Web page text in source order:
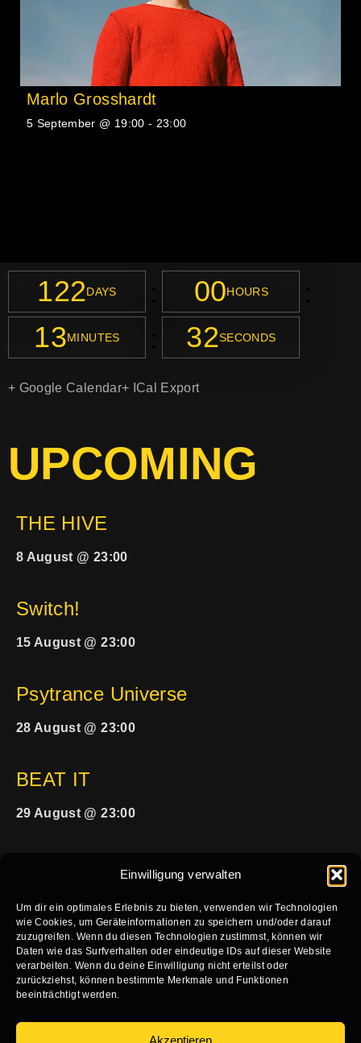
Einwilligung verwalten
Um dir ein optimales Erlebnis zu bieten, verwenden wir Technologien
wie Cookies, um Geräteinformationen zu speichern und/oder darauf
zuzugreifen. Wenn du diesen Technologien zustimmst, können wir
Daten wie das Surfverhalten oder eindeutige IDs auf dieser Website
verarbeiten. Wenn du deine Einwilligung nicht erteilst oder
zurückziehst, können bestimmte Merkmale und Funktionen
beeinträchtigt werden.
Akzeptieren
Marlo Grosshardt
5 September @ 19:00 - 23:00
122DAYS 00HOURS
13MINUTES 32SECONDS
+ Google Calendar+ ICal Export
UPCOMING
THE HIVE
8 August @ 23:00
Switch!
15 August @ 23:00
Psytrance Universe
28 August @ 23:00
BEAT IT
29 August @ 23:00
HOME KALENDER VERFÜGBARKEIT KONZERTE
VERFÜGBARKEIT PARTY TECHNIK KONTAKT